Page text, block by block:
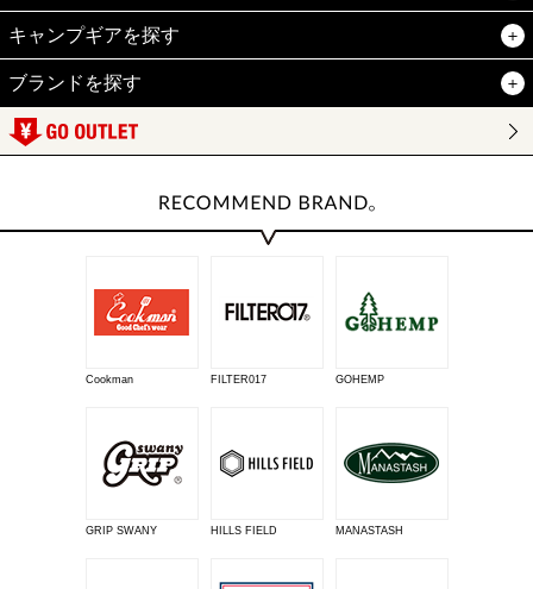
キャンプギアを探す
ブランドを探す
Cookman FILTER017 GOHEMP
GRIP SWANY HILLS FIELD MANASTASH